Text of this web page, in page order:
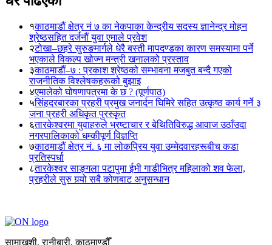
१काठमाडौं क्षेत्र नं ७ का नेकपाका केन्द्रीय सदस्य ज्ञानेन्द्र मोहन
श्रेष्ठसहित दर्जनौं युवा एमाले प्रवेश
२टोखा–छहरे सुरुङमार्गले धेरै बस्ती मापदण्डका कारण समस्यामा पर्ने
भएकाले विकल्प खोज्न मन्त्री खनालको प्रस्ताव
३काठमाडौं–७ : प्रकाश श्रेष्ठको सम्भावना मजबुत बन्दै गएको
राजनीतिक विश्लेषकहरूको बुझाइ
४एमालेको घोषणापत्रमा के छ ? (पूर्णपाठ)
५सिंहदरबारका प्रहरी प्रमुख जनार्दन घिमिरे सहित उत्कृष्ठ कार्य गर्ने ३
जना प्रहरी अधिकृत पुरस्कृत
६तारकेश्वरमा युवाहरुले भ्रष्टाचार र बेथितिविरुद्ध आवाज उठाँउदा
नगरपालिकाको धम्कीपूर्ण विज्ञप्ति
७काठमाडौं क्षेत्र नं. ६ मा लोकप्रिय युवा उम्मेदवारहरूबीच कडा
प्रतिस्पर्धा
८तारकेश्वर साङ्गला पटापुमा ईभी गाडीभित्र महिलाको शव फेला,
प्रहरीले सुरु गर्‍यो सबै कोणबाट अनुसन्धान
सामाखुशी, रानीबारी, काठमाण्डौँ